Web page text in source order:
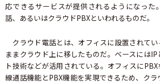
応できるサービスが提供されるようになった
話、あるいはクラウドPBXといわれるものだ。
クラウド電話とは、オフィスに設置されてい
ままクラウド上に移したものだ。ベースには
ト技術などが活用されている。オフィスに
線通話機能とPBX機能を実現できるため、ク